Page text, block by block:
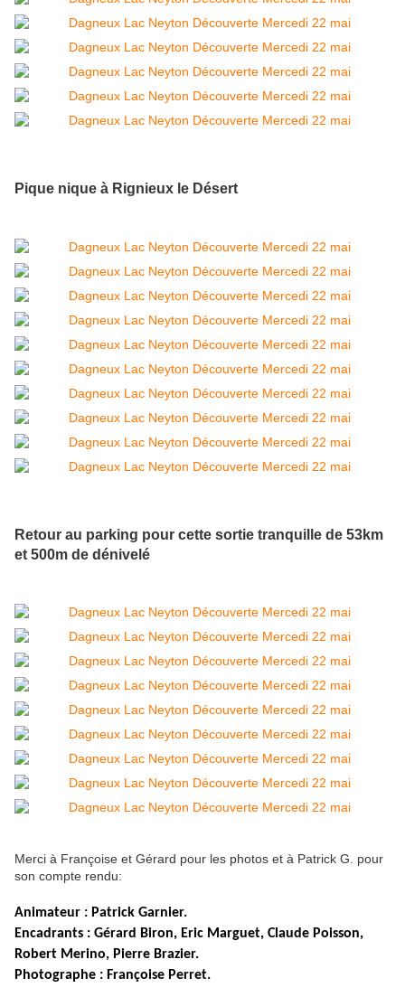
Pique nique à Rignieux le Désert
Retour au parking pour cette sortie tranquille de 53km
et 500m de dénivelé
Merci à Françoise et Gérard pour les photos et à Patrick G. pour
son compte rendu:
Animateur : Patrick Garnier.
Encadrants : Gérard Biron, Eric Marguet, Claude Poisson,
Robert Merino, Pierre Brazier.
Photographe : Françoise Perret.